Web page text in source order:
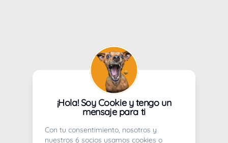
¡Hola! Soy Cookie y tengo un
mensaje para ti
Con tu consentimiento, nosotros y
nuestros 6 socios usamos cookies o